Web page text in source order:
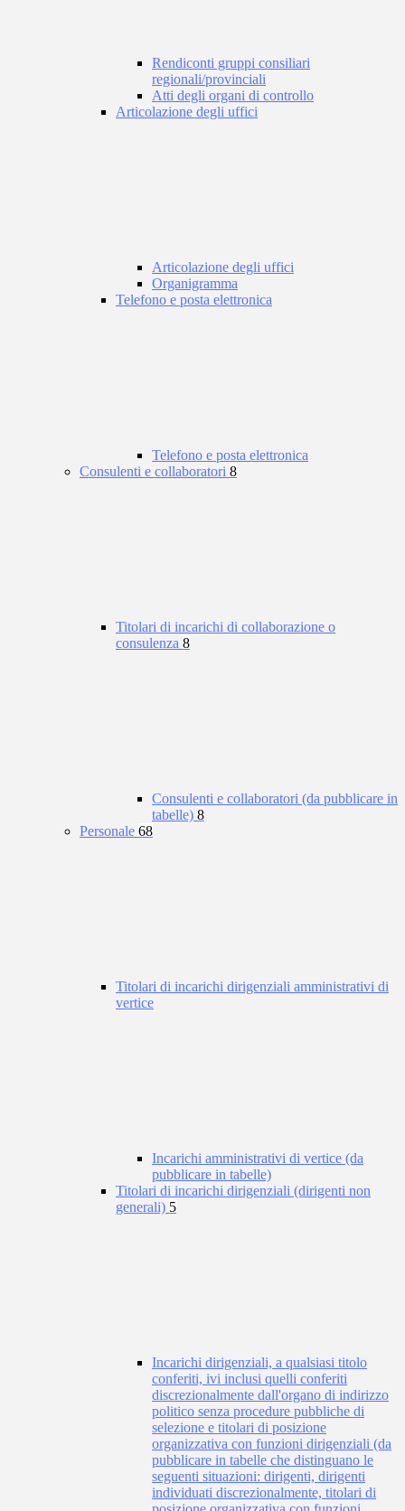
Rendiconti gruppi consiliari
regionali/provinciali
Atti degli organi di controllo
Articolazione degli uffici
Articolazione degli uffici
Organigramma
Telefono e posta elettronica
Telefono e posta elettronica
Consulenti e collaboratori 8
Titolari di incarichi di collaborazione o
consulenza 8
Consulenti e collaboratori (da pubblicare in
tabelle) 8
Personale 68
Titolari di incarichi dirigenziali amministrativi di
vertice
Incarichi amministrativi di vertice (da
pubblicare in tabelle)
Titolari di incarichi dirigenziali (dirigenti non
generali) 5
Incarichi dirigenziali, a qualsiasi titolo
conferiti, ivi inclusi quelli conferiti
discrezionalmente dall'organo di indirizzo
politico senza procedure pubbliche di
selezione e titolari di posizione
organizzativa con funzioni dirigenziali (da
pubblicare in tabelle che distinguano le
seguenti situazioni: dirigenti, dirigenti
individuati discrezionalmente, titolari di